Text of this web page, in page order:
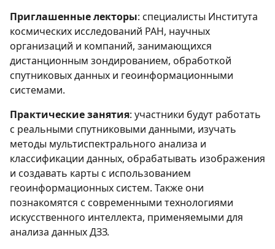
Приглашенные лекторы: специалисты Института
космических исследований РАН, научных
организаций и компаний, занимающихся
дистанционным зондированием, обработкой
спутниковых данных и геоинформационными
системами.
Практические занятия: участники будут работать
с реальными спутниковыми данными, изучать
методы мультиспектрального анализа и
классификации данных, обрабатывать изображения
и создавать карты с использованием
геоинформационных систем. Также они
познакомятся с современными технологиями
искусственного интеллекта, применяемыми для
анализа данных ДЗЗ.